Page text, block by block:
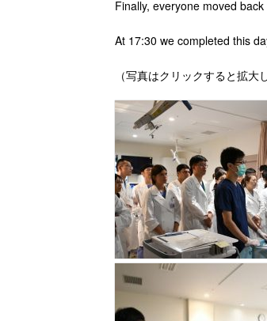
Finally, everyone moved
At 17:30 we completed this
（写真はクリックすると拡